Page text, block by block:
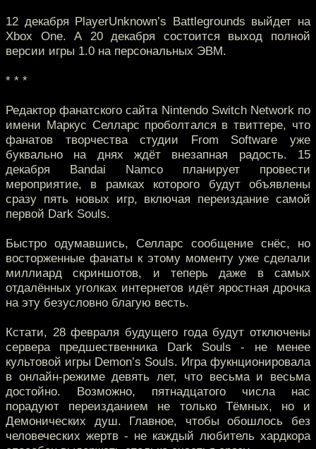
12 декабря PlayerUnknown’s Battlegrounds выйдет на
Xbox One. А 20 декабря состоится выход полной
версии игры 1.0 на персональных ЭВМ.
* * *
Редактор фанатского сайта Nintendo Switch Network по
имени Маркус Селларс проболтался в твиттере, что
фанатов творчества студии From Software уже
буквально на днях ждёт внезапная радость. 15
декабря Bandai Namco планирует провести
мероприятие, в рамках которого будут объявлены
сразу пять новых игр, включая переиздание самой
первой Dark Souls.
Быстро одумавшись, Селларс сообщение снёс, но
восторженные фанаты к этому моменту уже сделали
миллиард скриншотов, и теперь даже в самых
отдалённых уголках интернетов идёт яростная дрочка
на эту безусловно благую весть.
Кстати, 28 февраля будущего года будут отключены
сервера предшественника Dark Souls - не менее
культовой игры Demon’s Souls. Игра фукнционировала
в онлайн-режиме девять лет, что весьма и весьма
достойно. Возможно, пятнадцатого числа нас
порадуют переизданием не только Тёмных, но и
Демонических душ. Главное, чтобы обошлось без
человеческих жертв - не каждый любитель хардкора